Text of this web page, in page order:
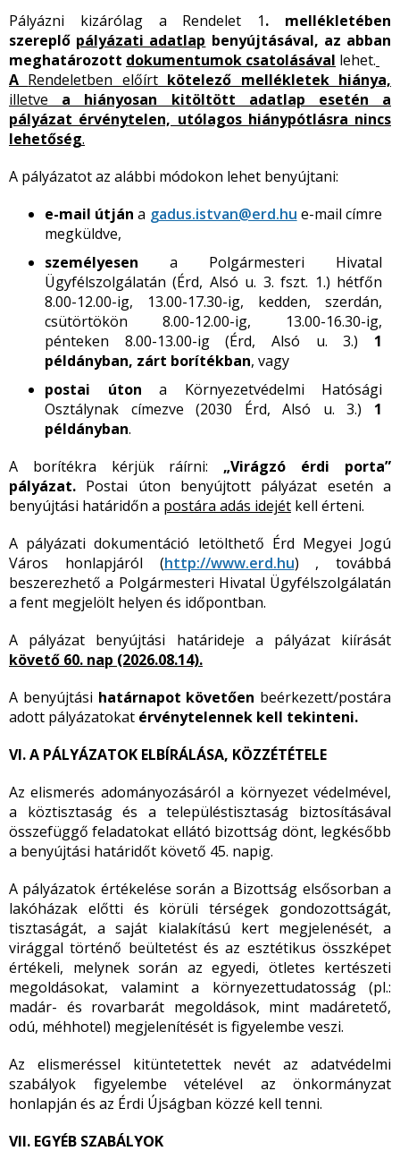
Pályázni kizárólag a Rendelet 1. mellékletében
szereplő pályázati adatlap benyújtásával, az abban
meghatározott dokumentumok csatolásával lehet.
A Rendeletben előírtkötelező mellékletek hiánya,
illetve a hiányosan kitöltött adatlap esetén a
pályázat érvénytelen, utólagos hiánypótlásra nincs
lehetőség.
A pályázatot az alábbi módokon lehet benyújtani:
e-mail útján a gadus.istvan@erd.hu e-mail címre
megküldve,
személyesen a Polgármesteri Hivatal
Ügyfélszolgálatán (Érd, Alsó u. 3. fszt. 1.) hétfőn
8.00-12.00-ig, 13.00-17.30-ig, kedden, szerdán,
csütörtökön 8.00-12.00-ig, 13.00-16.30-ig,
pénteken 8.00-13.00-ig (Érd, Alsó u. 3.) 1
példányban, zárt borítékban, vagy
postai úton a Környezetvédelmi Hatósági
Osztálynak címezve (2030 Érd, Alsó u. 3.) 1
példányban.
A borítékra kérjük ráírni: „Virágzó érdi porta”
pályázat. Postai úton benyújtott pályázat esetén a
benyújtási határidőn a postára adás idejét kell érteni.
A pályázati dokumentáció letölthető Érd Megyei Jogú
Város honlapjáról (http://www.erd.hu) , továbbá
beszerezhető a Polgármesteri Hivatal Ügyfélszolgálatán
a fent megjelölt helyen és időpontban.
A pályázat benyújtási határideje a pályázat kiírását
követő 60. nap (2026.08.14).
A benyújtási határnapot követően beérkezett/postára
adott pályázatokat érvénytelennek kell tekinteni.
VI. A PÁLYÁZATOK ELBÍRÁLÁSA, KÖZZÉTÉTELE
Az elismerés adományozásáról a környezet védelmével,
a köztisztaság és a településtisztaság biztosításával
összefüggő feladatokat ellátó bizottság dönt, legkésőbb
a benyújtási határidőt követő 45. napig.
A pályázatok értékelése során a Bizottság elsősorban a
lakóházak előtti és körüli térségek gondozottságát,
tisztaságát, a saját kialakítású kert megjelenését, a
virággal történő beültetést és az esztétikus összképet
értékeli, melynek során az egyedi, ötletes kertészeti
megoldásokat, valamint a környezettudatosság (pl.:
madár- és rovarbarát megoldások, mint madáretető,
odú, méhhotel) megjelenítését is figyelembe veszi.
Az elismeréssel kitüntetettek nevét az adatvédelmi
szabályok figyelembe vételével az önkormányzat
honlapján és az Érdi Újságban közzé kell tenni.
VII. EGYÉB SZABÁLYOK